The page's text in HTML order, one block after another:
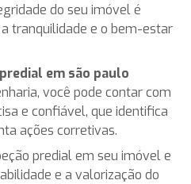
do seu imóvel é
tranquilidade e o bem-estar
em são paulo
você pode contar com
e confiável, que identifica
ações corretivas.
predial em seu imóvel e
e a valorização do